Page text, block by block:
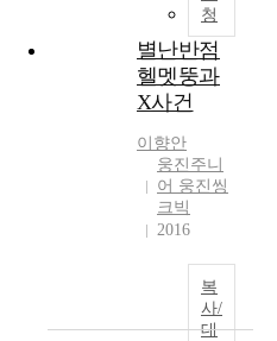
청
별난반점
헬멧뚱과
X사건
이향안
웅진주니
어 웅진씽
크빅
2016
복
사/
대